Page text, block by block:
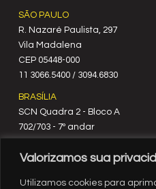
Valorizamos sua
Utilizamos cookies para
SÃO PAULO
R. Nazaré Paulista, 297
Vila Madalena
C‍EP 05448-000
11 3066.5400 / 3094.6830
BRASÍLIA
SCN Quadra 2 - Bloco A
702/703 - 7º andar
CEP 70712-900
61 3329.8200
RIO DE JANEIRO